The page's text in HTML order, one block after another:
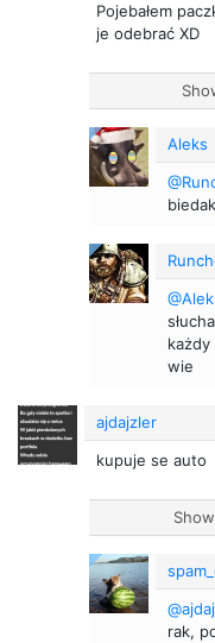
Pojebałem
je odebrać XD
Aleks
wie
ajdajzler
kupuje se auto
rak,